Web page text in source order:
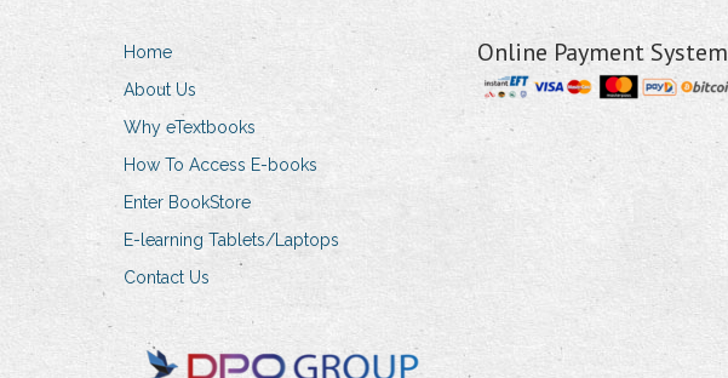
Home
About Us
Why eTextbooks
How To Access E-books
Enter BookStore
E-learning Tablets/Laptops
Contact Us
Online Payment System